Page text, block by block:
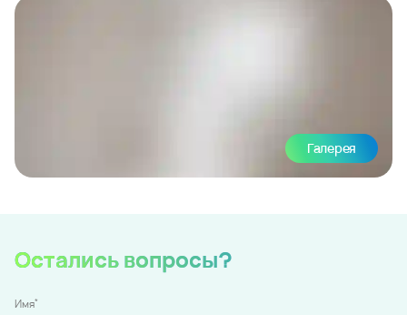
Галерея
Остались вопросы?
Имя*